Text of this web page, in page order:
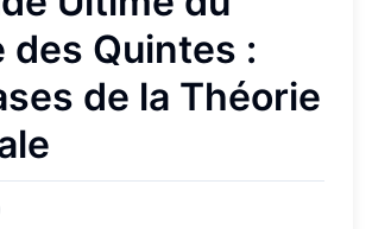
des Quintes :
de la Théorie